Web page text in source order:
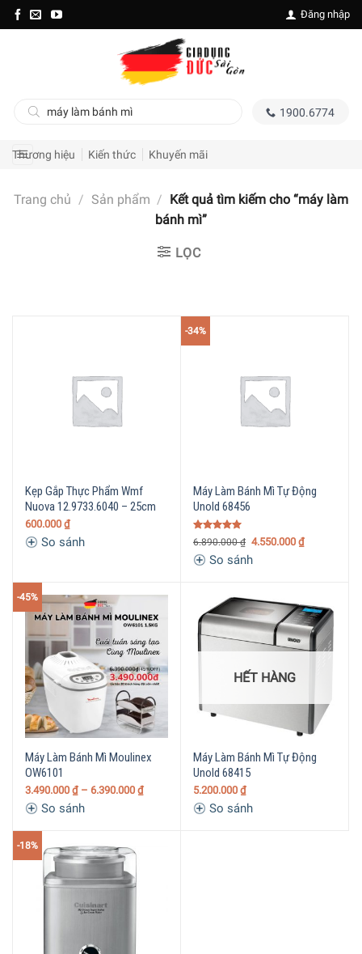
Skip
to
Đăng nhập
kiếm
1900.6774
Thương hiệu Kiến thức Khuyến mãi
Trang chủ / Sản phẩm / Kết quả tìm kiếm cho “máy làm
bánh mì”
LỌC
Kẹp Gắp Thực Phẩm Wmf
Nuova 12.9733.6040 – 25cm
600.000 ₫
So sánh
-34%
Máy Làm Bánh Mì Tự Động
Unold 68456
Được xếp
hạng5.00
5 sao
6.890.000₫ 4.550.000 ₫
So sánh
-45%
Máy Làm Bánh Mì Moulinex
OW6101
3.490.000 ₫ – 6.390.000 ₫
So sánh
HẾT HÀNG
Máy Làm Bánh Mì Tự Động
Unold 68415
5.200.000 ₫
So sánh
-18%